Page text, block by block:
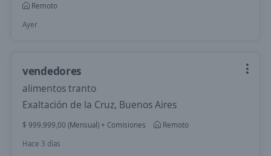
Remoto
Ayer
vendedores
alimentos tranto
Exaltación de la Cruz, Buenos Aires
$ 999.999,00 (Mensual) + Comisiones
Remoto
Hace 3 días